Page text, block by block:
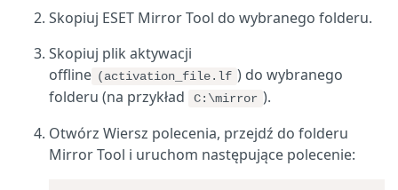
Skopiuj ESET Mirror Tool do wybranego folderu.
Skopiuj plik aktywacji
offline (activation_file.lf ) do wybranego
folderu (na przykład
C:\mirror ).
Otwórz Wiersz polecenia, przejdź do folderu
Mirror Tool i uruchom następujące polecenie: